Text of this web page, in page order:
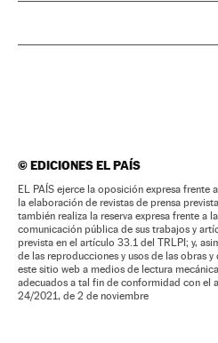
©EDICIONES EL PAÍS
EL PAÍS ejerce la oposición expresa frente
la elaboración de revistas de prensa
también realiza la reserva expresa frente a
comunicación pública de sus trabajos y
prevista en el artículo 33.1 del TRLPI; y,
de las reproducciones y usos de las obras
este sitio web a medios de lectura
adecuados a tal fin de conformidad con el
24/2021, de 2 de noviembre